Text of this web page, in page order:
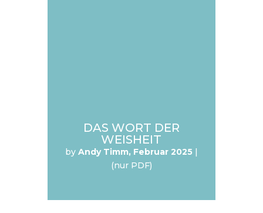
DAS WORT DER
WEISHEIT
by Andy Timm, Februar 2025|
(nur PDF)